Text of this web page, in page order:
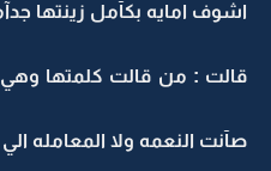
اشوف امايه بكآمل زينتها
قالت : من قالت كلمتها وهي
صآنت النعمه ولا المعامله الي